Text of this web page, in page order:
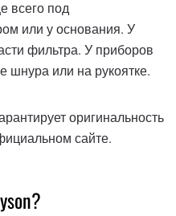
всего под
или у основания. У
фильтра. У приборов
шнура или на рукоятке.
оригинальность
сайте.